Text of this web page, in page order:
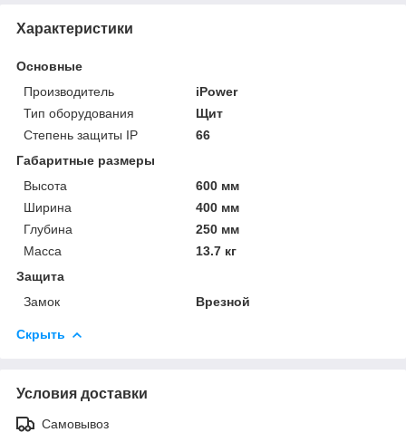
Характеристики
Основные
Производитель
iPower
Тип оборудования
Щит
Степень защиты IP
66
Габаритные размеры
Высота
600 мм
Ширина
400 мм
Глубина
250 мм
Масса
13.7 кг
Защита
Замок
Врезной
Скрыть
Условия доставки
Самовывоз